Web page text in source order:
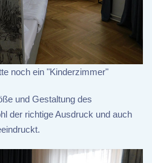
noch ein "Kinderzimmer"
und Gestaltung des
der richtige Ausdruck und auch